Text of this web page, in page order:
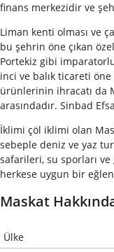
finans merkezidir ve
Liman kenti olması ve
bu şehrin öne çıkan
Portekiz gibi
inci ve balık ticareti öne
ürünlerinin ihracatı da
arasındadır. Sinbad
İklimi çöl iklimi olan
sebeple deniz ve yaz
safarileri, su sporları
herkese uygun bir
Maskat
Ülke